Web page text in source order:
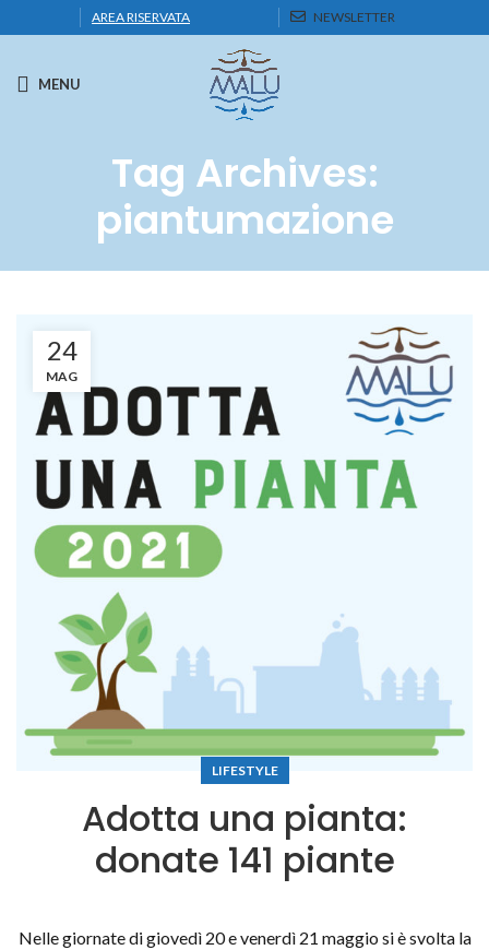
AREA RISERVATA NEWSLETTER
MENU
Tag Archives:
piantumazione
24
MAG
LIFESTYLE
Adotta una pianta:
donate 141 piante
Nelle giornate di giovedì 20 e venerdì 21 maggio si è svolta la